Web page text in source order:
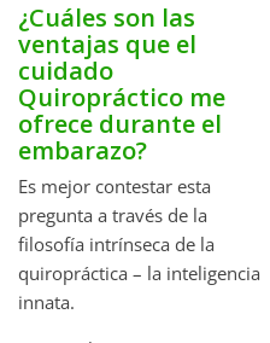
¿Cuáles son las
ventajas que el
cuidado
Quiropráctico me
ofrece durante el
embarazo?
Es mejor contestar esta
pregunta a través de la
filosofía intrínseca de la
quiropráctica – la inteligencia
innata.